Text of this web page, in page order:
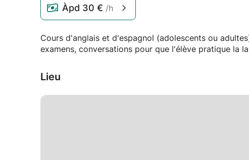
Àpd 30 € /h
Cours d'anglais et d'espagnol (adolescents ou
examens, conversations pour que l'élève pratique la
Lieu